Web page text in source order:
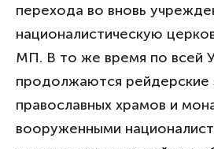
перехода во вновь
националистическую
МП. В то же время по всей
продолжаются рейдерские
православных храмов и
вооруженными